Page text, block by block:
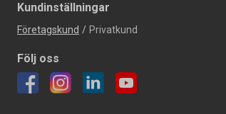
Kundinställningar
Företagskund / Privatkund
Följ oss